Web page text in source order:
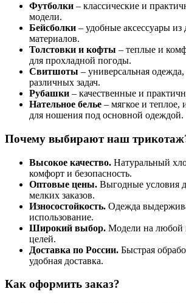
Футболки – классические и
модели.
Бейсболки – удобные аксессуары
материалов.
Толстовки и кофты – теплые и
для прохладной погоды.
Свитшоты – универсальная
различных задач.
Рубашки – качественные и
Нательное белье – мягкое и теплое,
для ношения под основной одеждой.
Почему выбирают наш
Высокое качество. Натуральный
комфорт и безопасность.
Оптовые цены. Выгодные условия
мелких заказов.
Износостойкость. Одежда
использование.
Широкий выбор. Модели на любой
целей.
Доставка по России. Быстрая
удобная доставка.
Как оформить заказ?